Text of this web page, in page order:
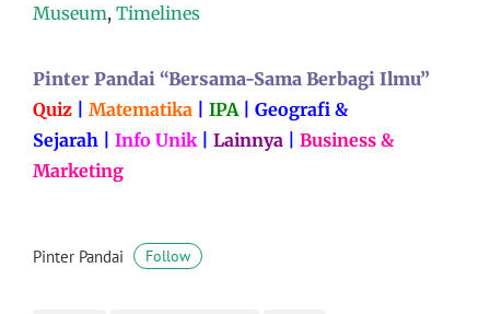
Museum, Timelines
Pinter Pandai “Bersama-Sama Berbagi Ilmu”
Quiz
Matematika IPA
Geografi &
Sejarah
Info Unik Lainnya
Business &
Marketing
Pinter Pandai Follow